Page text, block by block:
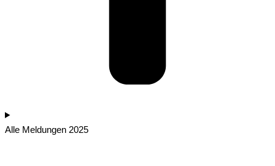
Alle Meldungen 2025